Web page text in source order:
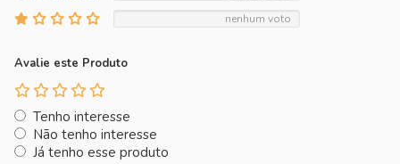
nenhum voto
Avalie este Produto
Tenho interesse
Não tenho interesse
Já tenho esse produto